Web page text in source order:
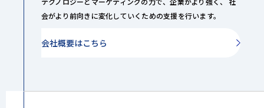
会がより前向きに変化していくための支援を行います。
会社概要はこちら